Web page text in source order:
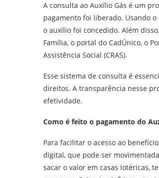
A consulta ao Auxílio Gás é um
pagamento foi liberado. Usando
o auxílio foi concedido. Além
Família, o portal do CadÚnico, o
Assistência Social (CRAS).
Esse sistema de consulta é
direitos. A transparência nesse
efetividade.
Como é feito o pagamento do
Para facilitar o acesso ao
digital, que pode ser
sacar o valor em casas lotéricas,